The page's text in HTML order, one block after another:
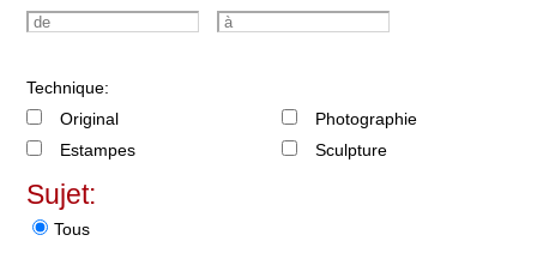
Technique:
Original
Estampes
Photographie
Sculpture
Sujet:
Tous